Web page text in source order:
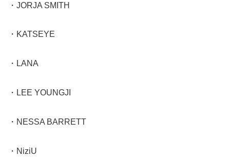
・JORJA SMITH
・KATSEYE
・LANA
・LEE YOUNGJI
・NESSA BARRETT
・NiziU